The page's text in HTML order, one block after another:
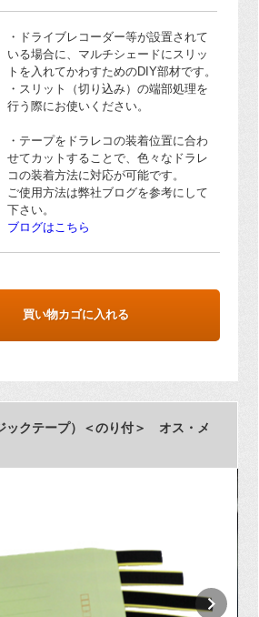
・ドライブレコーダー等が設置されて
いる場合に、マルチシェードにスリッ
トを入れてかわすためのDIY部材です。
・スリット（切り込み）の端部処理を
行う際にお使いください。
・テープをドラレコの装着位置に合わ
せてカットすることで、色々なドラレ
コの装着方法に対応が可能です。
ご使用方法は弊社ブログを参考にして
下さい。
ブログはこちら
買い物カゴに入れる
ックテープ）＜のり付＞ オス・メ